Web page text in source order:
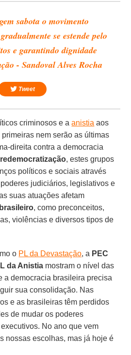
sabota o movimento
se estende pelo
e garantindo dignidade
- Sandoval Alves Rocha
Tweet
criminosos e aanistia aos
nem serão as últimas
direita contra a democracia
redemocratização, estes grupos
políticos e sociais através
judiciários, legislativos e
suas atuações afetam
, como preconceitos,
violências e diversos tipos de
o PL da Devastação, a PEC
da Anistia mostram o nível das
a democracia brasileira precisa
sua consolidação. Nas
e as brasileiras têm perdidos
de mudar os poderes
No ano que vem
nossas escolhas, mas já hoje é